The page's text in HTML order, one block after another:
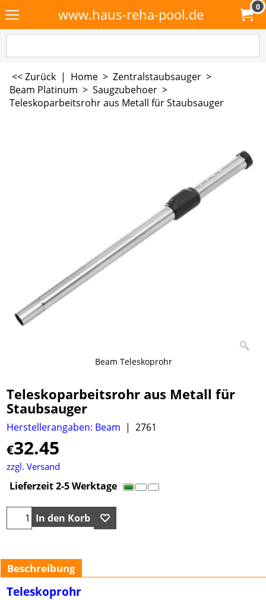
www.haus-reha-pool.de 0
<< Zurück | Home > Zentralstaubsauger >
Beam Platinum > Saugzubehoer >
Teleskoparbeitsrohr aus Metall für Staubsauger
Beam Teleskoprohr
Teleskoparbeitsrohr aus Metall für
Staubsauger
Herstellerangaben: Beam 2761
€32.45
zzgl. Versand
Lieferzeit 2-5 Werktage
In den Korb
Beschreibung
Teleskoprohr